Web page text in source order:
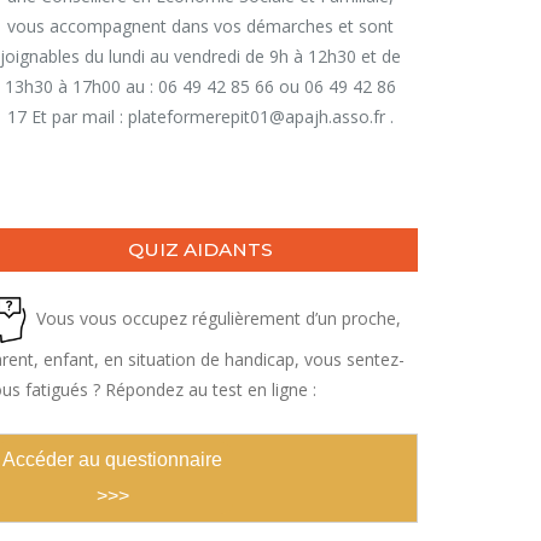
vous accompagnent dans vos démarches et sont
joignables du lundi au vendredi de 9h à 12h30 et de
13h30 à 17h00 au : 06 49 42 85 66 ou 06 49 42 86
17 Et par mail : plateformerepit01@apajh.asso.fr .
QUIZ AIDANTS
Vous vous occupez régulièrement d’un proche,
enfant, en situation de handicap, vous sentez-
fatigués ? Répondez au test en ligne :
Accéder au questionnaire
>>>